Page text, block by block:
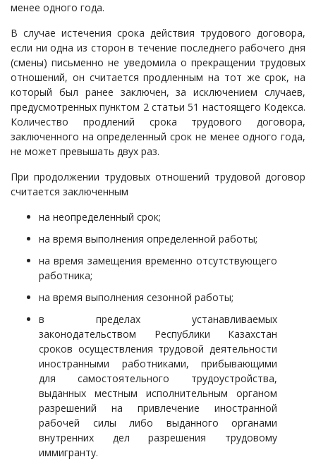
менее одного года.
В случае истечения срока действия трудового договора,
если ни одна из сторон в течение последнего рабочего дня
(смены) письменно не уведомила о прекращении трудовых
отношений, он считается продленным на тот же срок, на
который был ранее заключен, за исключением случаев,
предусмотренных пунктом 2 статьи 51 настоящего Кодекса.
Количество продлений срока трудового договора,
заключенного на определенный срок не менее одного года,
не может превышать двух раз.
При продолжении трудовых отношений трудовой договор
считается заключенным
на неопределенный срок;
на время выполнения определенной работы;
на время замещения временно отсутствующего
работника;
на время выполнения сезонной работы;
в пределах устанавливаемых
законодательством Республики Казахстан
сроков осуществления трудовой деятельности
иностранными работниками, прибывающими
для самостоятельного трудоустройства,
выданных местным исполнительным органом
разрешений на привлечение иностранной
рабочей силы либо выданного органами
внутренних дел разрешения трудовому
иммигранту.